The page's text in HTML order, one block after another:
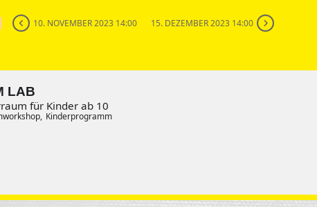
10. NOVEMBER 2023 14:00 15. DEZEMBER 2023 14:00
LAB
für Kinder ab 10
Kinderprogramm